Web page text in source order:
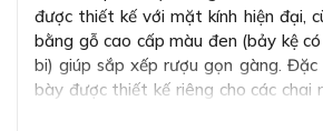
được thiết kế với mặt kính hiện đại,
bằng gỗ cao cấp màu đen (bảy kệ
bi) giúp sắp xếp rượu gọn gàng.
bày được thiết kế riêng cho các chai